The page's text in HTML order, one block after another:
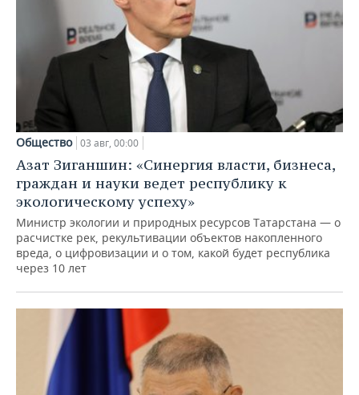
Общество 03 авг, 00:00
Азат Зиганшин: «Синергия власти, бизнеса,
граждан и науки ведет республику к
экологическому успеху»
Министр экологии и природных ресурсов Татарстана — о
расчистке рек, рекультивации объектов накопленного
вреда, о цифровизации и о том, какой будет республика
через 10 лет